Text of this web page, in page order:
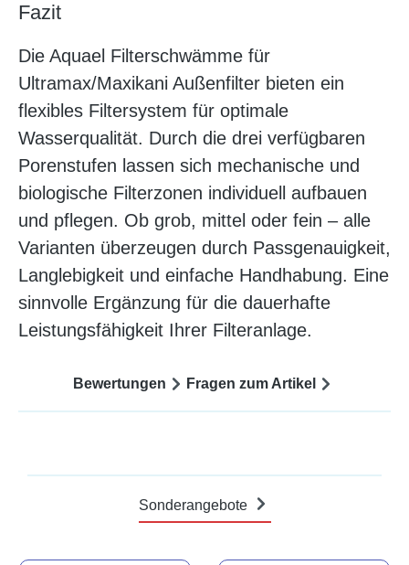
Fazit
Die Aquael Filterschwämme für
Ultramax/Maxikani Außenfilter bieten ein
flexibles Filtersystem für optimale
Wasserqualität. Durch die drei verfügbaren
Porenstufen lassen sich mechanische und
biologische Filterzonen individuell aufbauen
und pflegen. Ob grob, mittel oder fein – alle
Varianten überzeugen durch Passgenauigkeit,
Langlebigkeit und einfache Handhabung. Eine
sinnvolle Ergänzung für die dauerhafte
Leistungsfähigkeit Ihrer Filteranlage.
Bewertungen Fragen zum Artikel
Sonderangebote